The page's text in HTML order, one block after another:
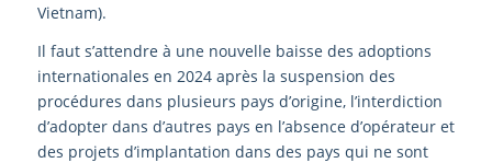
Vietnam).
Il faut s’attendre à une nouvelle baisse des adoptions
internationales en 2024 après la suspension des
procédures dans plusieurs pays d’origine, l’interdiction
d’adopter dans d’autres pays en l’absence d’opérateur et
des projets d’implantation dans des pays qui ne sont